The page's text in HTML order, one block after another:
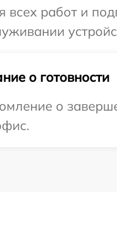
всех работ и
о готовности
о